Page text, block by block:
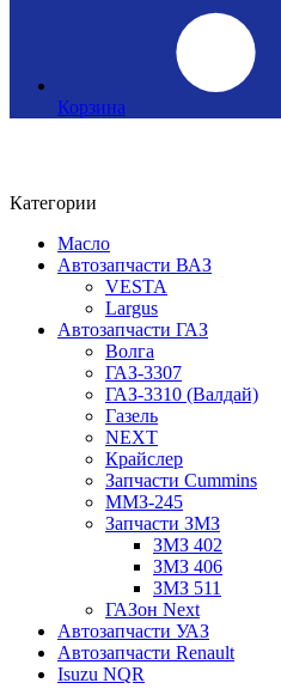
Корзина
Категории
Масло
Автозапчасти ВАЗ
VESTA
Largus
Автозапчасти ГАЗ
Волга
ГАЗ-3307
ГАЗ-3310 (Валдай)
Газель
NEXT
Крайслер
Запчасти Cummins
ММЗ-245
Запчасти ЗМЗ
ЗМЗ 402
ЗМЗ 406
ЗМЗ 511
ГАЗон Next
Автозапчасти УАЗ
Автозапчасти Renault
Isuzu NQR